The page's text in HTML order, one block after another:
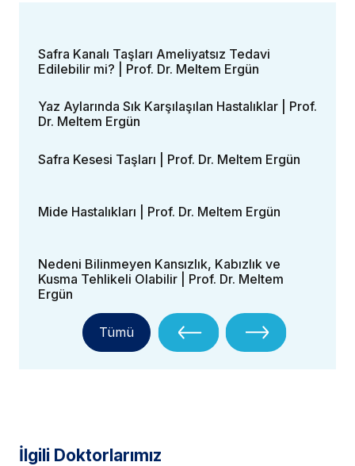
Safra Kanalı Taşları Ameliyatsız Tedavi
Edilebilir mi? | Prof. Dr. Meltem Ergün
Yaz Aylarında Sık Karşılaşılan Hastalıklar | Prof.
Dr. Meltem Ergün
Safra Kesesi Taşları | Prof. Dr. Meltem Ergün
Mide Hastalıkları | Prof. Dr. Meltem Ergün
Nedeni Bilinmeyen Kansızlık, Kabızlık ve
Kusma Tehlikeli Olabilir | Prof. Dr. Meltem
Ergün
Tümü
İlgili Doktorlarımız